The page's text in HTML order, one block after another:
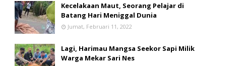
Kecelakaan Maut, Seorang Pelajar di
Batang Hari Meniggal Dunia
Jumat, Februari 11, 2022
Lagi, Harimau Mangsa Seekor Sapi Milik
Warga Mekar Sari Nes